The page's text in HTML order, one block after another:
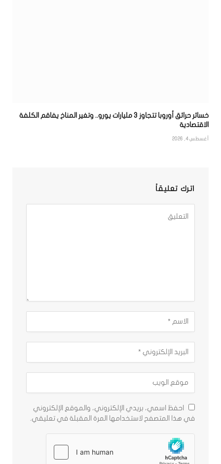
خسائر حرائق أوروبا تتجاوز 3 مليارات يورو.. وتغير المناخ يفاقم الكلفة
الاقتصادية
أغسطس 4, 2026
اترك تعليقاً
احفظ اسمي، بريدي الإلكتروني، والموقع الإلكتروني
في هذا المتصفح لاستخدامها المرة المقبلة في تعليقي.